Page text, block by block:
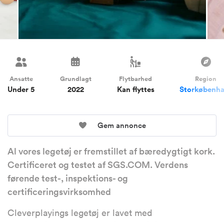
Ansatte
Under 5
Grundlagt
2022
Flytbarhed
Kan flyttes
Region
Gem annonce
Al vores legetøj er fremstillet af bæredygtigt kork.
Certificeret og testet af SGS.COM. Verdens
førende test-, inspektions- og
certificeringsvirksomhed
Cleverplayings legetøj er lavet med